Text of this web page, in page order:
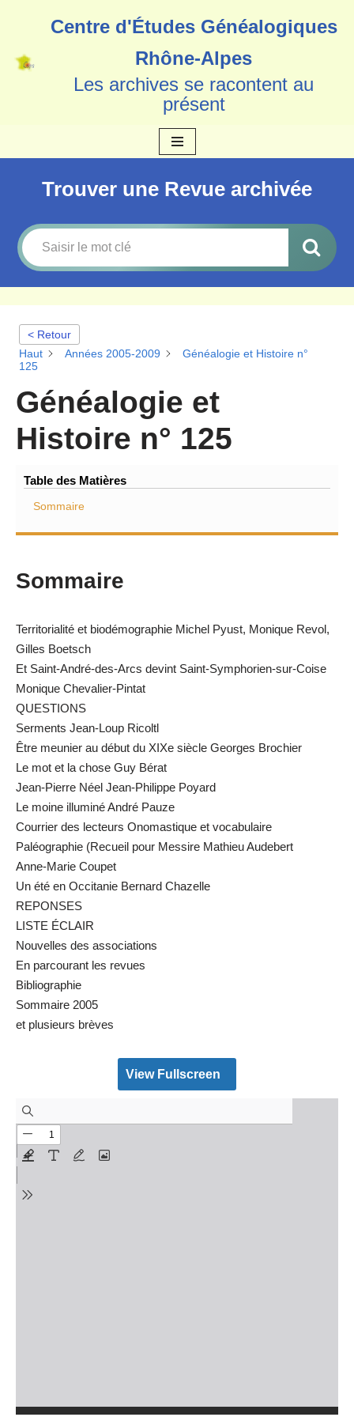
au
Centre d'Études Généalogiques
Rhône-Alpes
Les archives se racontent au
présent
Trouver une Revue archivée
< Retour
Haut
Années 2005-2009
Généalogie et Histoire n°
125
Généalogie et
Histoire n° 125
Table des Matières
Sommaire
Sommaire
Territorialité et biodémographie Michel Pyust, Monique Revol,
Gilles Boetsch
Et Saint-André-des-Arcs devint Saint-Symphorien-sur-Coise
Monique Chevalier-Pintat
QUESTIONS
Serments Jean-Loup Ricoltl
Être meunier au début du XIXe siècle Georges Brochier
Le mot et la chose Guy Bérat
Jean-Pierre Néel Jean-Philippe Poyard
Le moine illuminé André Pauze
Courrier des lecteurs Onomastique et vocabulaire
Paléographie (Recueil pour Messire Mathieu Audebert
Anne-Marie Coupet
Un été en Occitanie Bernard Chazelle
REPONSES
LISTE ÉCLAIR
Nouvelles des associations
En parcourant les revues
Bibliographie
Sommaire 2005
et plusieurs brèves
View Fullscreen